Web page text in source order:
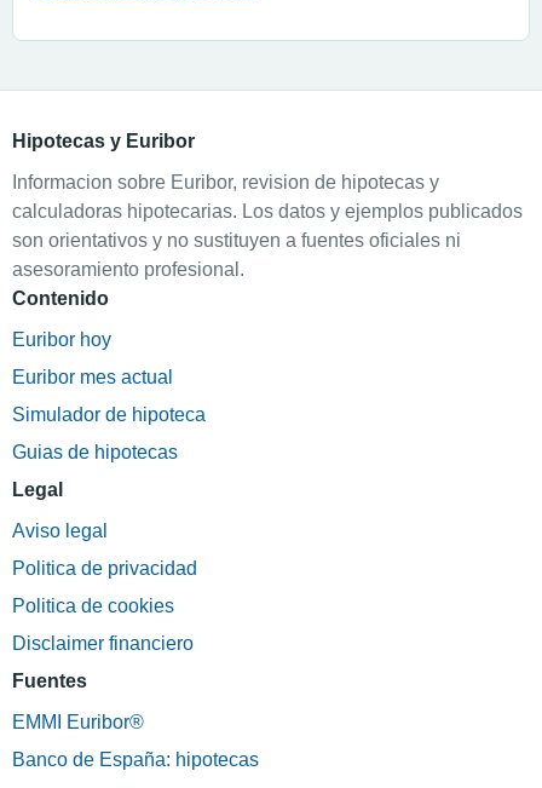
Hipotecas y Euribor
Informacion sobre Euribor, revision de hipotecas y
calculadoras hipotecarias. Los datos y ejemplos publicados
son orientativos y no sustituyen a fuentes oficiales ni
asesoramiento profesional.
Contenido
Euribor hoy
Euribor mes actual
Simulador de hipoteca
Guias de hipotecas
Legal
Aviso legal
Politica de privacidad
Politica de cookies
Disclaimer financiero
Fuentes
EMMI Euribor®
Banco de España: hipotecas